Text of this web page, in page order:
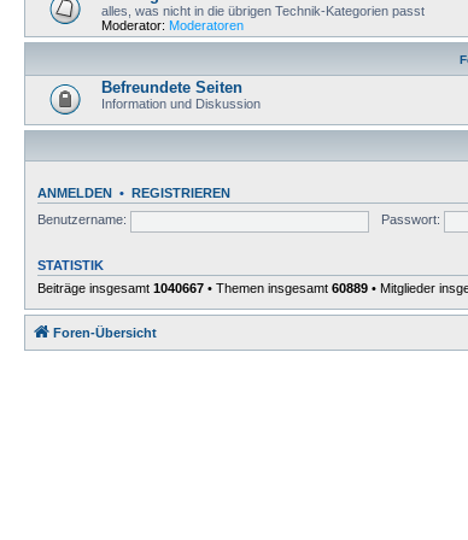
alles, was nicht in die übrigen Technik-Kategorien passt
Moderator: Moderatoren
Befreundete Seiten
Information und Diskussion
ANMELDEN • REGISTRIEREN
Benutzername:
Passwort:
STATISTIK
Beiträge insgesamt 1040667 • Themen insgesamt 60889 • Mitglieder
Foren-Übersicht